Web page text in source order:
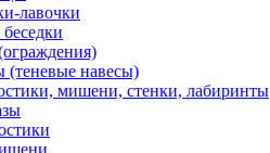
лавочки
(теневые навесы)
мишени, стенки, лабиринты